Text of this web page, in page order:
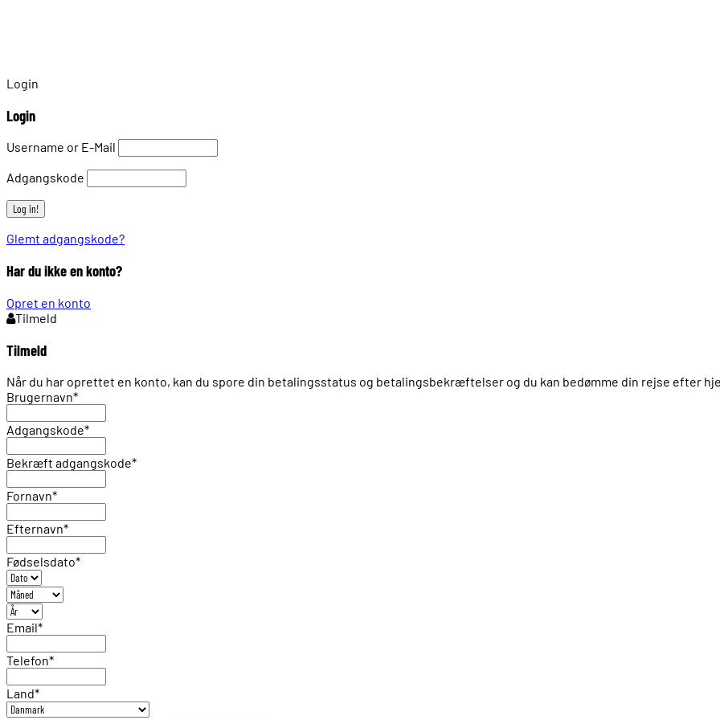
Login
Login
Username or E-Mail
Adgangskode
Glemt adgangskode?
Har du ikke en konto?
Opret en konto
Tilmeld
Tilmeld
Når du har oprettet en konto, kan du spore din betalingsstatus og betalingsbekræftelser og du kan bedømme din rejse efter
Brugernavn*
Adgangskode*
Bekræft adgangskode*
Fornavn*
Efternavn*
Fødselsdato*
Email*
Telefon*
Land*